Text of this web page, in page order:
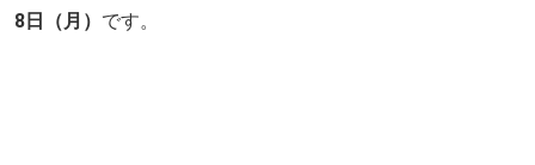
8日（月） です。